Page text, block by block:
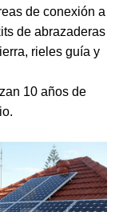
de conexión a
de abrazaderas
rieles guía y
10 años de